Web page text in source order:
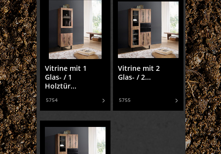
Vitrine mit 1
Glas- / 1
Holztür...
5754
Vitrine mit 2
Glas- / 2...
5755